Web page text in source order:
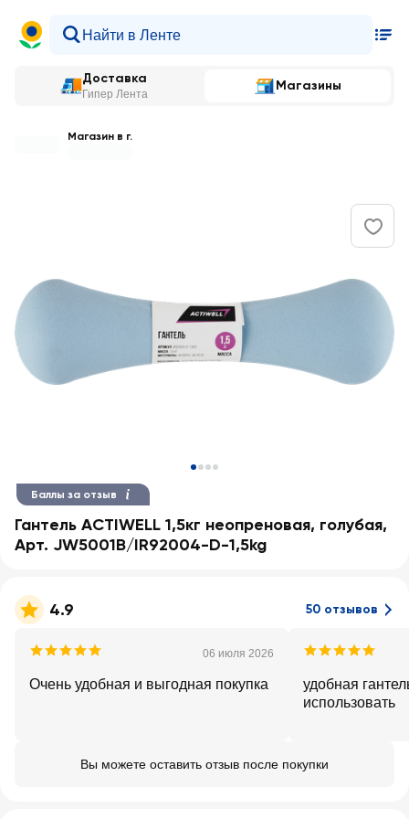
Доставка
Гипер Лента
Магазины
Магазин в г.
Баллы за отзыв
Гантель ACTIWELL 1,5кг неопреновая, голубая,
Арт. JW5001B/IR92004-D-1,5kg
4.9 50 отзывов
06 июля 2026
Очень удобная и выгодная покупка
удобная
использовать
Вы можете оставить отзыв после покупки